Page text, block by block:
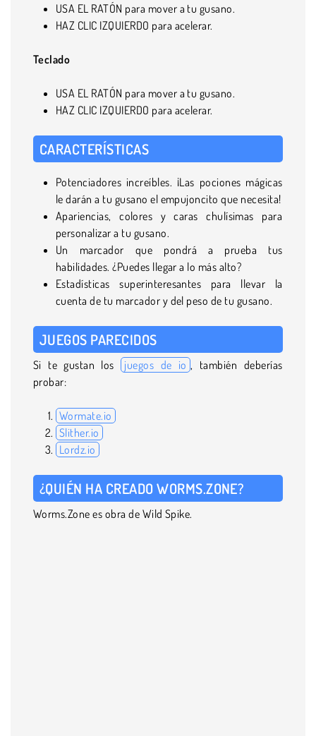
USA EL RATÓN para mover a tu gusano.
HAZ CLIC IZQUIERDO para acelerar.
Teclado
USA EL RATÓN para mover a tu gusano.
HAZ CLIC IZQUIERDO para acelerar.
CARACTERÍSTICAS
Potenciadores increíbles. ¡Las pociones mágicas
le darán a tu gusano el empujoncito que necesita!
Apariencias, colores y caras chulísimas para
personalizar a tu gusano.
Un marcador que pondrá a prueba tus
habilidades. ¿Puedes llegar a lo más alto?
Estadísticas superinteresantes para llevar la
cuenta de tu marcador y del peso de tu gusano.
JUEGOS PARECIDOS
Si te gustan los juegos de io , también deberías
probar:
Wormate.io
Slither.io
Lordz.io
¿QUIÉN HA CREADO WORMS.ZONE?
Worms.Zone es obra de Wild Spike.